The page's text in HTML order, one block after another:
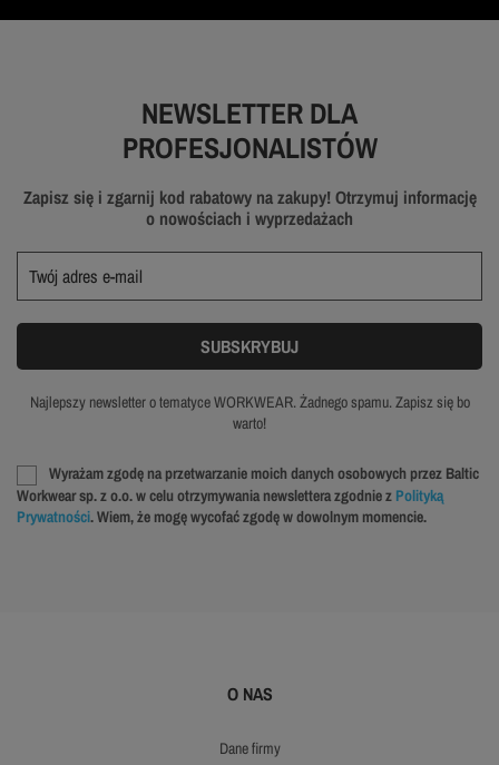
NEWSLETTER DLA
PROFESJONALISTÓW
Zapisz się i zgarnij kod rabatowy na zakupy! Otrzymuj informację
o nowościach i wyprzedażach
Najlepszy newsletter o tematyce WORKWEAR. Żadnego spamu. Zapisz się bo
warto!
Wyrażam zgodę na przetwarzanie moich danych osobowych przez Baltic
Workwear sp. z o.o. w celu otrzymywania newslettera zgodnie z Polityką
Prywatności. Wiem, że mogę wycofać zgodę w dowolnym momencie.
O NAS
dane firmy